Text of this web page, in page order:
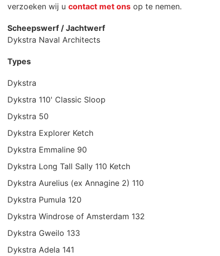
verzoeken wij u contact met ons op te nemen.
Scheepswerf / Jachtwerf
Dykstra Naval Architects
Types
Dykstra
Dykstra 110' Classic Sloop
Dykstra 50
Dykstra Explorer Ketch
Dykstra Emmaline 90
Dykstra Long Tall Sally 110 Ketch
Dykstra Aurelius (ex Annagine 2) 110
Dykstra Pumula 120
Dykstra Windrose of Amsterdam 132
Dykstra Gweilo 133
Dykstra Adela 141